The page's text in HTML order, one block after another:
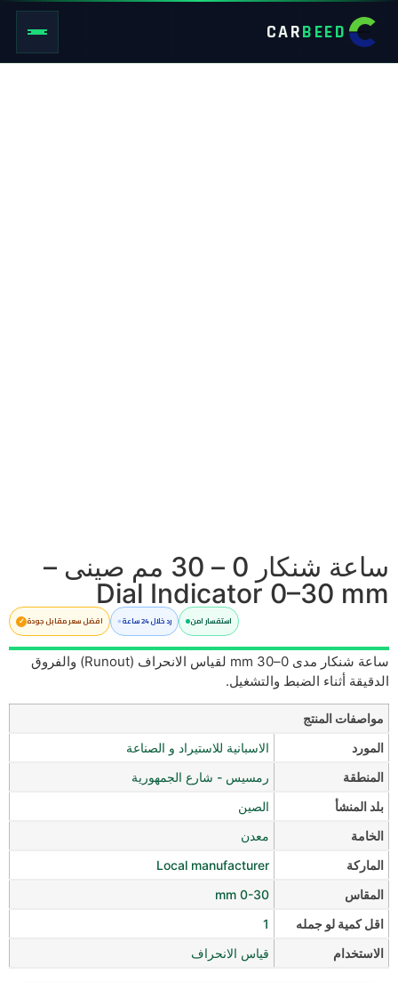
CARBEED
ساعة شنكار 0 – 30 مم صينى –
Dial Indicator 0–30 mm
استفسار امن رد خلال 24 ساعة افضل سعر مقابل جودة
ساعة شنكار مدى 0–30 mm لقياس الانحراف (Runout) والفروق
الدقيقة أثناء الضبط والتشغيل.
مواصفات المنتج
المورد
الاسبانية للاستيراد و الصناعة
المنطقة
رمسيس - شارع الجمهورية
بلد المنشأ
الصين
الخامة
معدن
الماركة
Local manufacturer
المقاس
0-30 mm
اقل كمية لو جمله
1
الاستخدام
قياس الانحراف